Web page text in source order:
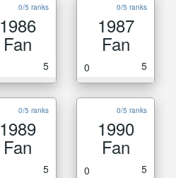
0/5 ranks
1986
Fan
5
0/5 ranks
1987
Fan
0 5
0/5 ranks
1989
Fan
5
0/5 ranks
1990
Fan
0 5